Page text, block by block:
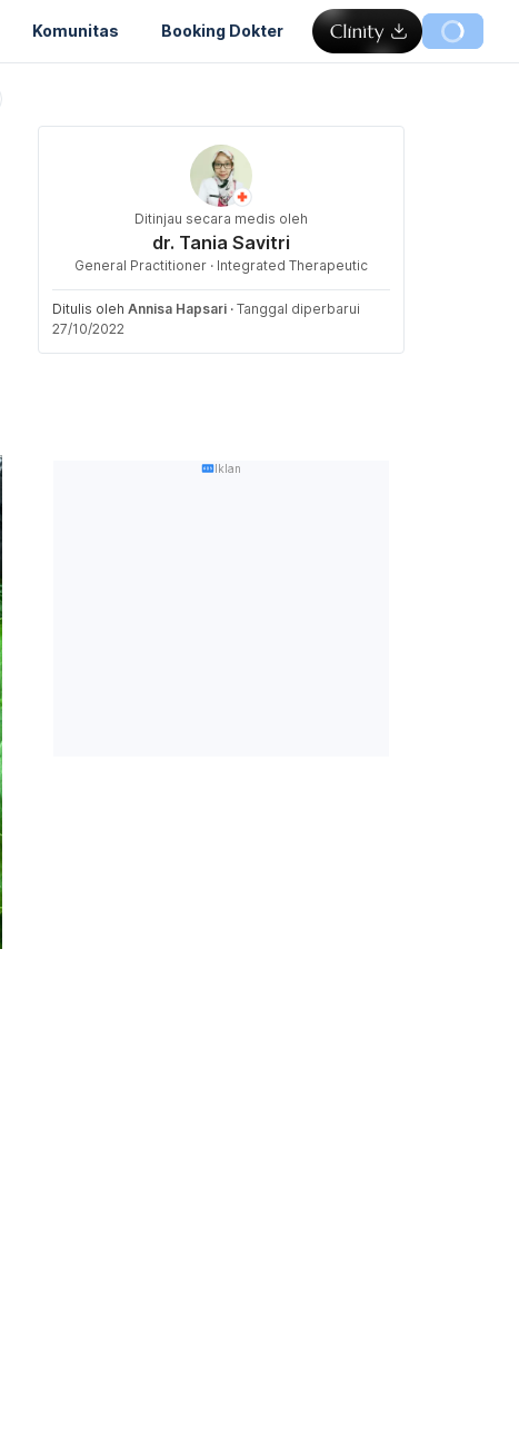
Komunitas Booking Dokter
Ditinjau secara medis oleh
dr. Tania Savitri
General Practitioner · Integrated Therapeutic
Ditulis oleh Annisa Hapsari · Tanggal diperbarui
27/10/2022
Iklan